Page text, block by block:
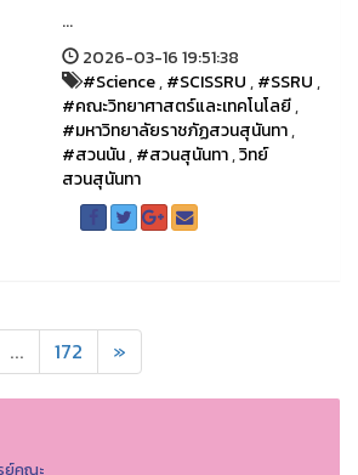
...
2026-03-16 19:51:38
#Science,#SCISSRU,#SSRU,
#คณะวิทยาศาสตร์และเทคโนโลยี,
#มหาวิทยาลัยราชภัฏสวนสุนันทา,
#สวนนัน,#สวนสุนันทา,วิทย์
สวนสุนันทา
... 172 »
ย์คณะ